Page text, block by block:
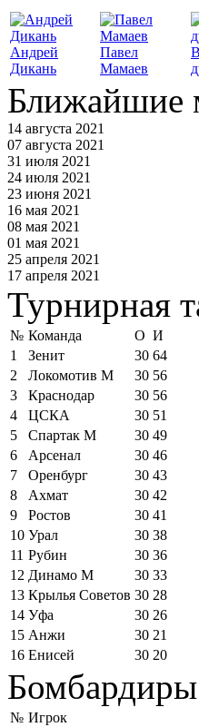
Андрей
Дикань
Павел
Мамаев
Ближайшие
14 августа 2021
07 августа 2021
31 июля 2021
24 июля 2021
23 июня 2021
16 мая 2021
08 мая 2021
01 мая 2021
25 апреля 2021
17 апреля 2021
Турнирная
№ Команда О И
1
Зенит 30 64
2
Локомотив М 30 56
3
Краснодар 30 56
4
ЦСКА 30 51
5
Спартак М 30 49
6
Арсенал 30 46
7
Оренбург 30 43
8
Ахмат 30 42
9
Ростов 30 41
10 Урал 30 38
11 Рубин 30 36
12 Динамо М 30 33
13 Крылья Советов 30 28
14 Уфа 30 26
15 Анжи 30 21
16 Енисей 30 20
№ Игрок